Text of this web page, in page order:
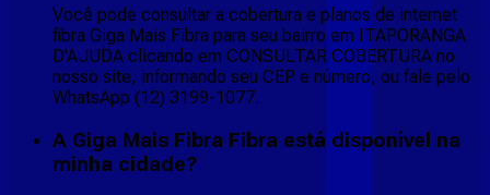
Você pode consultar a cobertura e planos de internet
fibra Giga Mais Fibra para seu bairro em ITAPORANGA
D'AJUDA clicando em CONSULTAR COBERTURA no
nosso site, informando seu CEP e número, ou fale pelo
WhatsApp (12) 3199-1077.
A Giga Mais Fibra Fibra está disponível na
minha cidade?